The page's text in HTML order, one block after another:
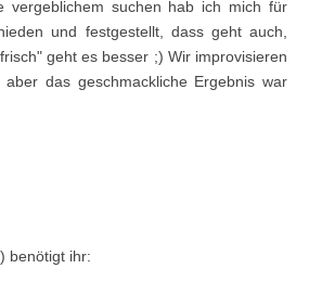
vergeblichem suchen hab ich mich für
und festgestellt, dass geht auch,
geht es besser ;) Wir improvisieren
das geschmackliche Ergebnis war
benötigt ihr: